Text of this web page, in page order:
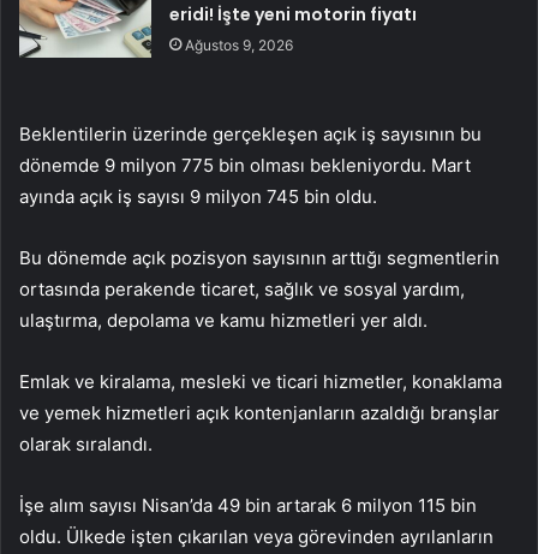
eridi! İşte yeni motorin fiyatı
Ağustos 9, 2026
Beklentilerin üzerinde gerçekleşen açık iş sayısının bu
dönemde 9 milyon 775 bin olması bekleniyordu. Mart
ayında açık iş sayısı 9 milyon 745 bin oldu.
Bu dönemde açık pozisyon sayısının arttığı segmentlerin
ortasında perakende ticaret, sağlık ve sosyal yardım,
ulaştırma, depolama ve kamu hizmetleri yer aldı.
Emlak ve kiralama, mesleki ve ticari hizmetler, konaklama
ve yemek hizmetleri açık kontenjanların azaldığı branşlar
olarak sıralandı.
İşe alım sayısı Nisan’da 49 bin artarak 6 milyon 115 bin
oldu. Ülkede işten çıkarılan veya görevinden ayrılanların